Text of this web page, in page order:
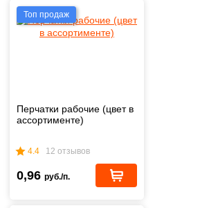
Топ продаж
Перчатки рабочие (цвет в
ассортименте)
4.4 12 отзывов
0,96 руб./п.